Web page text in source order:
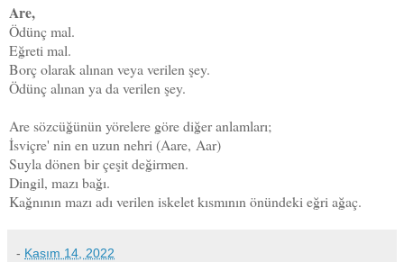
Are,
Ödünç mal.
Eğreti mal.
Borç olarak alınan veya verilen şey.
Ödünç alınan ya da verilen şey.
Are sözcüğünün yörelere göre diğer anlamları;
İsviçre' nin en uzun nehri (Aare, Aar)
Suyla dönen bir çeşit değirmen.
Dingil, mazı bağı.
Kağnının mazı adı verilen iskelet kısmının önündeki eğri ağaç.
- Kasım 14, 2022